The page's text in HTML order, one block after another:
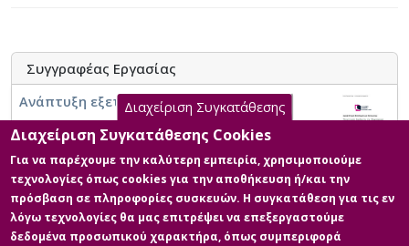
Συγγραφέας Εργασίας
Ανάπτυξη εξεταστικού ημερολογίου
Διαχείριση Συγκατάθεσης
Διαχείριση Συγκατάθεσης Cookies
Για να παρέχουμε την καλύτερη εμπειρία, χρησιμοποιούμε
τεχνολογίες όπως cookies για την αποθήκευση ή/και την
πρόσβαση σε πληροφορίες συσκευών. Η συγκατάθεση για τις εν
λόγω τεχνολογίες θα μας επιτρέψει να επεξεργαστούμε
δεδομένα προσωπικού χαρακτήρα, όπως συμπεριφορά